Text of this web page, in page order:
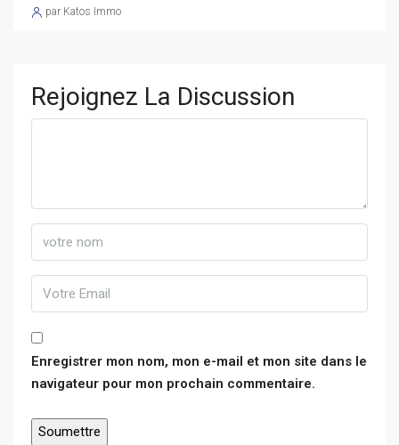
par Katos Immo
Rejoignez La Discussion
Enregistrer mon nom, mon e-mail et mon site dans le
navigateur pour mon prochain commentaire.